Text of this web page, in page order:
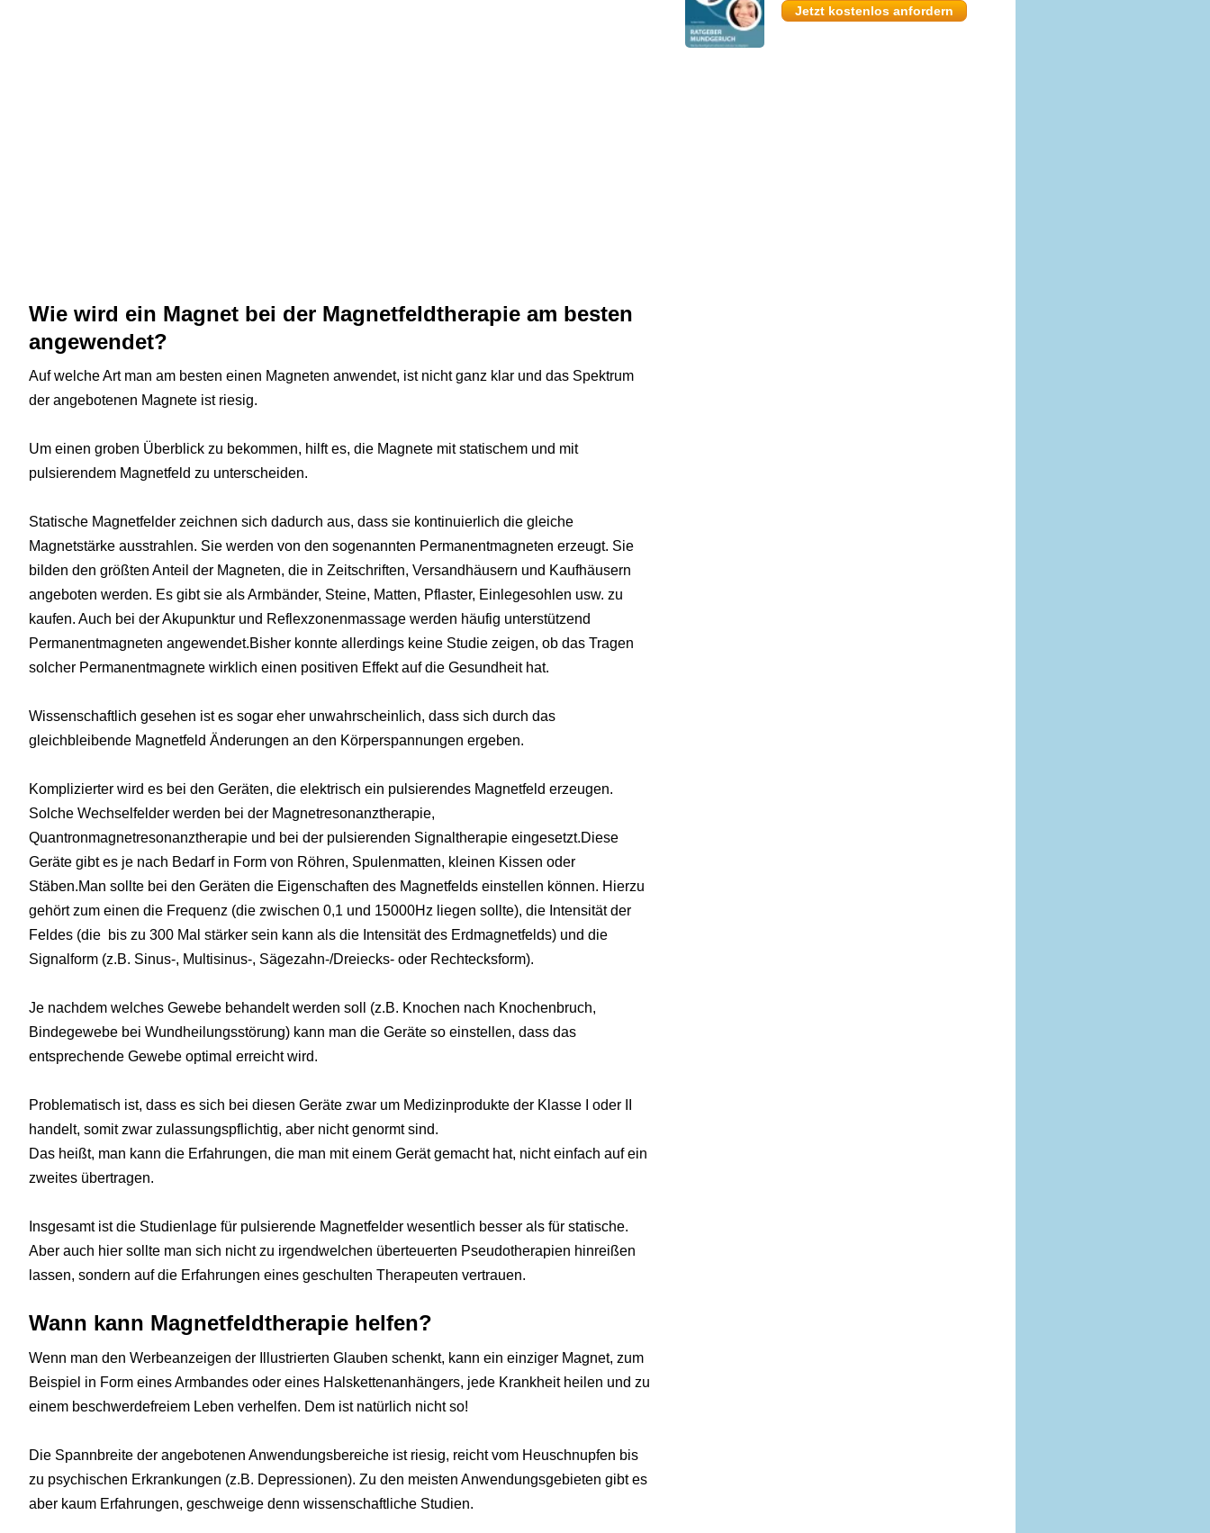
Wie wird ein Magnet bei der Magnetfeldtherapie am besten
angewendet?
Auf welche Art man am besten einen Magneten anwendet, ist nicht ganz klar und das Spektrum
der angebotenen Magnete ist riesig.
Um einen groben Überblick zu bekommen, hilft es, die Magnete mit statischem und mit
pulsierendem Magnetfeld zu unterscheiden.
Statische Magnetfelder zeichnen sich dadurch aus, dass sie kontinuierlich die gleiche
Magnetstärke ausstrahlen. Sie werden von den sogenannten Permanentmagneten erzeugt. Sie
bilden den größten Anteil der Magneten, die in Zeitschriften, Versandhäusern und Kaufhäusern
angeboten werden. Es gibt sie als Armbänder, Steine, Matten, Pflaster, Einlegesohlen usw. zu
kaufen. Auch bei der Akupunktur und Reflexzonenmassage werden häufig unterstützend
Permanentmagneten angewendet.Bisher konnte allerdings keine Studie zeigen, ob das Tragen
solcher Permanentmagnete wirklich einen positiven Effekt auf die Gesundheit hat.
Wissenschaftlich gesehen ist es sogar eher unwahrscheinlich, dass sich durch das
gleichbleibende Magnetfeld Änderungen an den Körperspannungen ergeben.
Komplizierter wird es bei den Geräten, die elektrisch ein pulsierendes Magnetfeld erzeugen.
Solche Wechselfelder werden bei der Magnetresonanztherapie,
Quantronmagnetresonanztherapie und bei der pulsierenden Signaltherapie eingesetzt.Diese
Geräte gibt es je nach Bedarf in Form von Röhren, Spulenmatten, kleinen Kissen oder
Stäben.Man sollte bei den Geräten die Eigenschaften des Magnetfelds einstellen können. Hierzu
gehört zum einen die Frequenz (die zwischen 0,1 und 15000Hz liegen sollte), die Intensität der
Feldes (die bis zu 300 Mal stärker sein kann als die Intensität des Erdmagnetfelds) und die
Signalform (z.B. Sinus-, Multisinus-, Sägezahn-/Dreiecks- oder Rechtecksform).
Je nachdem welches Gewebe behandelt werden soll (z.B. Knochen nach Knochenbruch,
Bindegewebe bei Wundheilungsstörung) kann man die Geräte so einstellen, dass das
entsprechende Gewebe optimal erreicht wird.
Problematisch ist, dass es sich bei diesen Geräte zwar um Medizinprodukte der Klasse I oder II
handelt, somit zwar zulassungspflichtig, aber nicht genormt sind.
Das heißt, man kann die Erfahrungen, die man mit einem Gerät gemacht hat, nicht einfach auf ein
zweites übertragen.
Insgesamt ist die Studienlage für pulsierende Magnetfelder wesentlich besser als für statische.
Aber auch hier sollte man sich nicht zu irgendwelchen überteuerten Pseudotherapien hinreißen
lassen, sondern auf die Erfahrungen eines geschulten Therapeuten vertrauen.
Wann kann Magnetfeldtherapie helfen?
Wenn man den Werbeanzeigen der Illustrierten Glauben schenkt, kann ein einziger Magnet, zum
Beispiel in Form eines Armbandes oder eines Halskettenanhängers, jede Krankheit heilen und zu
einem beschwerdefreiem Leben verhelfen. Dem ist natürlich nicht so!
Die Spannbreite der angebotenen Anwendungsbereiche ist riesig, reicht vom Heuschnupfen bis
zu psychischen Erkrankungen (z.B. Depressionen). Zu den meisten Anwendungsgebieten gibt es
aber kaum Erfahrungen, geschweige denn wissenschaftliche Studien.
Jetzt kostenlos anfordern